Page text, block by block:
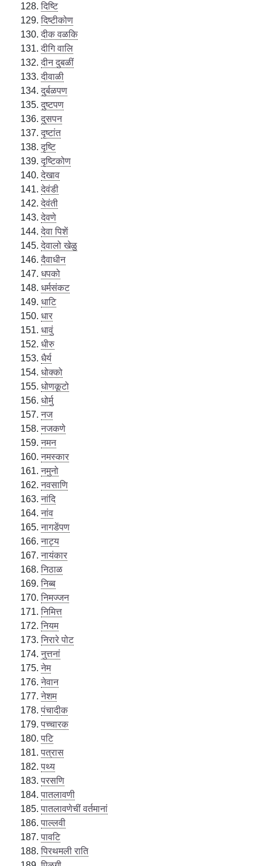
दिष्टि
दिष्टीकोण
दीक वळकि
दीगि वालि
दीन दुबळीं
दीवाळी
दुर्बळपण
दुष्टपण
दुसपन
दृष्टांत
दृष्टि
दृष्टिकोण
देखाव
देवंडी
देवंती
देवणे
देवा पिशें
देवालो खेळु
दैवाधीन
धपको
धर्मसंकट
धाटि
धार
धावुं
धीरु
धैर्य
धोक्को
धोणकूटो
धोर्मु
नज
नजकणे
नमन
नमस्कार
नमुनो
नवसाणि
नांदि
नांव
नागडेंपण
नाट्य
नायंकार
निठाळ
निब्ब
निमज्जन
निमित्त
नियम
निरारे पोट
नुत्तनां
नेम
नेवान
नेशम
पंचादीक
पच्चारक
पटि
पत्रास
पथ्य
परसणि
पातलावणी
पातलावणेचीं वर्तमानां
पाल्लवी
पावटि
पिरथमली राति